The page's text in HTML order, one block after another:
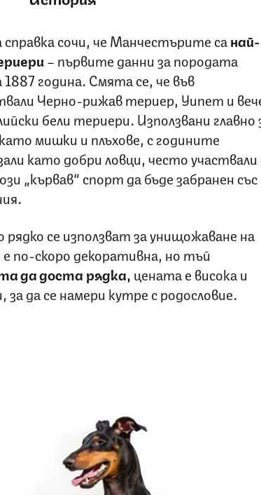
сочи, че Манчестърите санай-
– първите данни за породата
година. Смята се, че във
Черно-рижав териер, Уипет и
бели териери. Използвани главно
мишки и плъхове, с годините
като добри ловци, често участвали
„кървав“ спорт да бъде забранен със
се използват за унищожаване на
по-скоро декоративна, но тъй
да доста рядка, цената е висока и
за да се намери кутре с родословие.